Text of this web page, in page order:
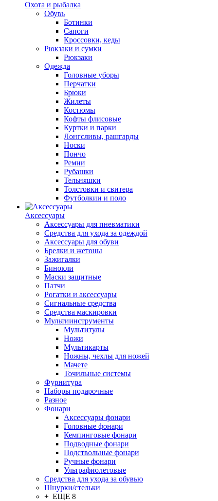
Охота и рыбалка
Обувь
Ботинки
Сапоги
Кроссовки, кеды
Рюкзаки и сумки
Рюкзаки
Одежда
Головные уборы
Перчатки
Брюки
Жилеты
Костюмы
Кофты флисовые
Куртки и парки
Лонгсливы, рашгарды
Носки
Пончо
Ремни
Рубашки
Тельняшки
Толстовки и свитера
Футболкии и поло
Аксессуары
Аксессуары для пневматики
Средства для ухода за одеждой
Аксессуары для обуви
Брелки и жетоны
Зажигалки
Бинокли
Маски защитные
Патчи
Рогатки и аксессуары
Сигнальные средства
Средства маскировки
Мультиинструменты
Мультитулы
Ножи
Мультикарты
Ножны, чехлы для ножей
Мачете
Точильные системы
Фурнитура
Наборы подарочные
Разное
Фонари
Аксессуары фонари
Головные фонари
Кемпинговые фонари
Подводные фонари
Подствольные фонари
Ручные фонари
Ультрафиолетовые
Средства для ухода за обувью
Шнурки/стельки
+ ЕЩЕ 8